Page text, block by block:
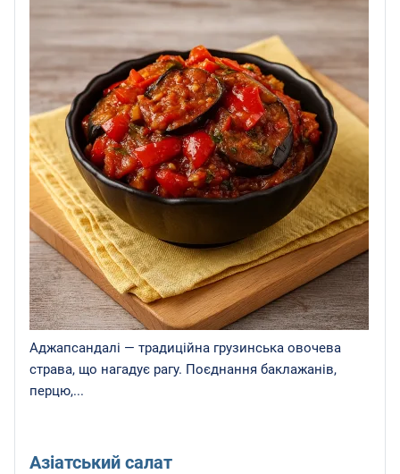
Аджапсандалі — традиційна грузинська овочева
страва, що нагадує рагу. Поєднання баклажанів,
перцю,...
Азіатський салат